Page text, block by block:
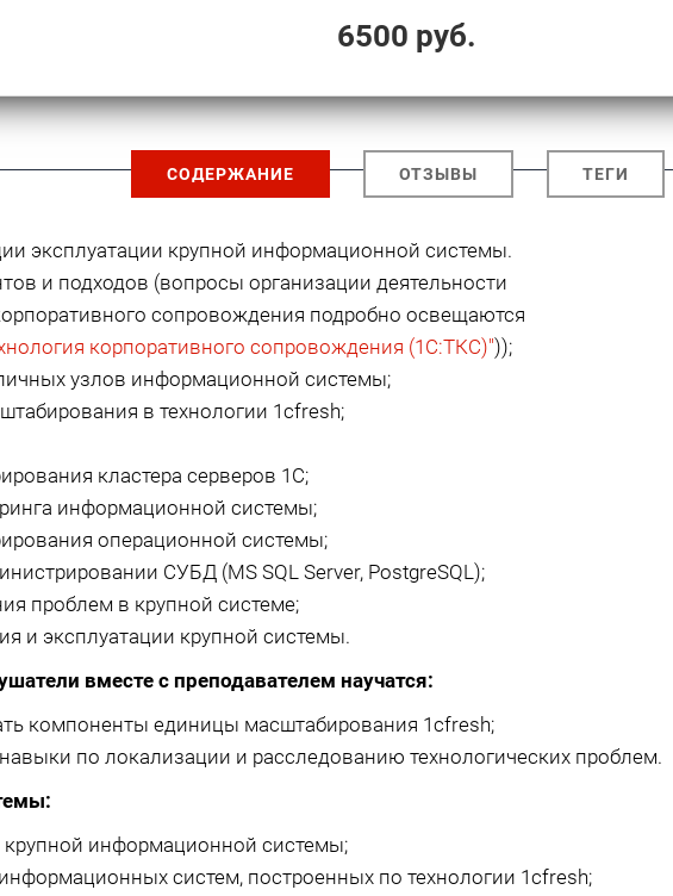
6500 руб.
СОДЕРЖАНИЕ ОТЗЫВЫ ТЕГИ
эксплуатации крупной информационной системы.
и подходов (вопросы организации деятельности
сопровождения подробно освещаются
корпоративного сопровождения (1С:ТКС)"));
узлов информационной системы;
в технологии 1cfresh;
кластера серверов 1С;
информационной системы;
операционной системы;
СУБД (MS SQL Server, PostgreSQL);
проблем в крупной системе;
и эксплуатации крупной системы.
вместе с преподавателем научатся:
компоненты единицы масштабирования 1cfresh;
по локализации и расследованию технологических проблем.
крупной информационной системы;
систем, построенных по технологии 1cfresh;